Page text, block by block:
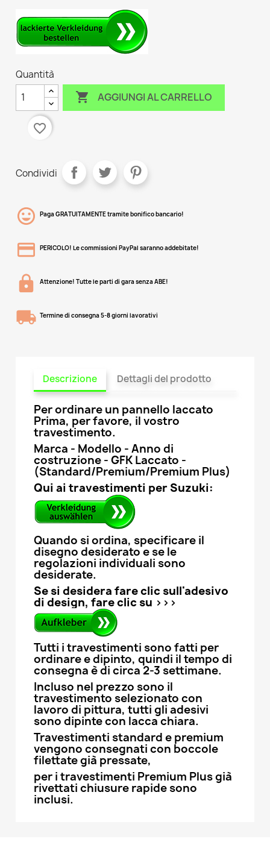
Quantità
 AGGIUNGI AL CARRELLO
favorite_border
Condividi
Paga GRATUITAMENTE tramite bonifico bancario!
PERICOLO! Le commissioni PayPal saranno addebitate!
Attenzione! Tutte le parti di gara senza ABE!
Termine di consegna 5-8 giorni lavorativi
Descrizione Dettagli del prodotto
Per ordinare un pannello laccato
Prima, per favore, il vostro
travestimento.
Marca - Modello - Anno di
costruzione - GFK Laccato -
(Standard/Premium/Premium Plus)
Qui ai travestimenti per Suzuki:
Quando si ordina, specificare il
disegno desiderato e se le
regolazioni individuali sono
desiderate.
Se si desidera fare clic sull'adesivo
di design, fare clic su >>>
Tutti i travestimenti sono fatti per
ordinare e dipinto, quindi il tempo di
consegna è di circa 2-3 settimane.
Incluso nel prezzo sono il
travestimento selezionato con
lavoro di pittura, tutti gli adesivi
sono dipinte con lacca chiara.
Travestimenti standard e premium
vengono consegnati con boccole
filettate già pressate,
per i travestimenti Premium Plus già
rivettati chiusure rapide sono
inclusi.